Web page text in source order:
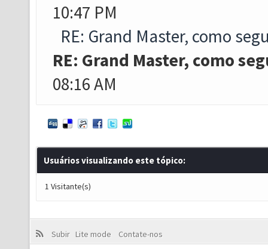
10:47 PM
RE: Grand Master, como
RE: Grand Master, como
08:16 AM
Usuários visualizando este tópico:
1 Visitante(s)
Subir Lite mode
Contate-nos